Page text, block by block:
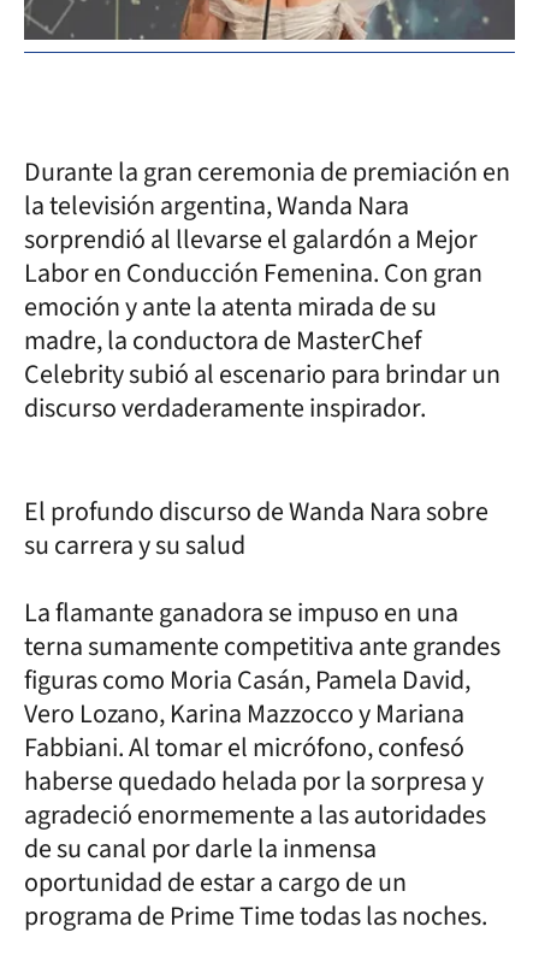
Durante la gran ceremonia de premiación en
la televisión argentina, Wanda Nara
sorprendió al llevarse el galardón a Mejor
Labor en Conducción Femenina. Con gran
emoción y ante la atenta mirada de su
madre, la conductora de MasterChef
Celebrity subió al escenario para brindar un
discurso verdaderamente inspirador.
El profundo discurso de Wanda Nara sobre
su carrera y su salud
La flamante ganadora se impuso en una
terna sumamente competitiva ante grandes
figuras como Moria Casán, Pamela David,
Vero Lozano, Karina Mazzocco y Mariana
Fabbiani. Al tomar el micrófono, confesó
haberse quedado helada por la sorpresa y
agradeció enormemente a las autoridades
de su canal por darle la inmensa
oportunidad de estar a cargo de un
programa de Prime Time todas las noches.